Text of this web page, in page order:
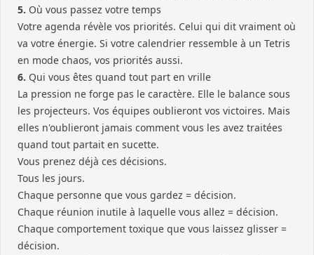
5. Où vous passez votre temps
Votre agenda révèle vos priorités. Celui qui dit vraiment où
va votre énergie. Si votre calendrier ressemble à un Tetris
en mode chaos, vos priorités aussi.
6. Qui vous êtes quand tout part en vrille
La pression ne forge pas le caractère. Elle le balance sous
les projecteurs. Vos équipes oublieront vos victoires. Mais
elles n'oublieront jamais comment vous les avez traitées
quand tout partait en sucette.
Vous prenez déjà ces décisions.
Tous les jours.
Chaque personne que vous gardez = décision.
Chaque réunion inutile à laquelle vous allez = décision.
Chaque comportement toxique que vous laissez glisser =
décision.